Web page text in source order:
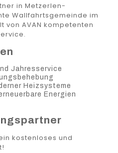
in Metzerlen-
Wallfahrtsgemeinde im
von AVAN kompetenten
Jahresservice
Heizsysteme
Energien
kostenloses und